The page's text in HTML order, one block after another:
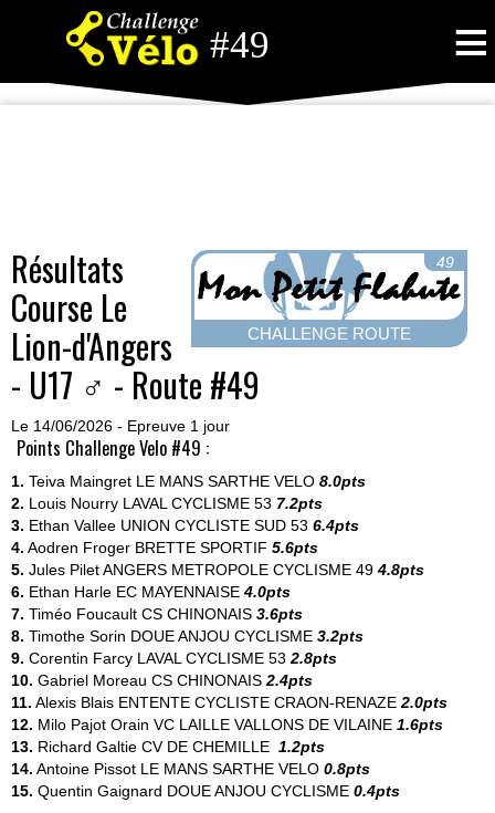
#49 ≡
49
CHALLENGE ROUTE
Résultats
Course Le
Lion-d'Angers
- U17 ♂ - Route #49
Le 14/06/2026 - Epreuve 1 jour
Points Challenge Velo #49 :
1. Teiva Maingret LE MANS SARTHE VELO 8.0pts
2. Louis Nourry LAVAL CYCLISME 53 7.2pts
3. Ethan Vallee UNION CYCLISTE SUD 53 6.4pts
4. Aodren Froger BRETTE SPORTIF 5.6pts
5. Jules PiletANGERS METROPOLE CYCLISME 49 4.8pts
6. Ethan Harle EC MAYENNAISE 4.0pts
7. Timéo Foucault CS CHINONAIS 3.6pts
8. Timothe Sorin DOUE ANJOU CYCLISME 3.2pts
9. Corentin Farcy LAVAL CYCLISME 53 2.8pts
10. Gabriel Moreau CS CHINONAIS 2.4pts
11. Alexis Blais ENTENTE CYCLISTE CRAON-RENAZE 2.0pts
12. Milo Pajot Orain VC LAILLE VALLONS DE VILAINE 1.6pts
13. Richard Galtie CV DE CHEMILLE 1.2pts
14. Antoine Pissot LE MANS SARTHE VELO 0.8pts
15. Quentin Gaignard DOUE ANJOU CYCLISME 0.4pts